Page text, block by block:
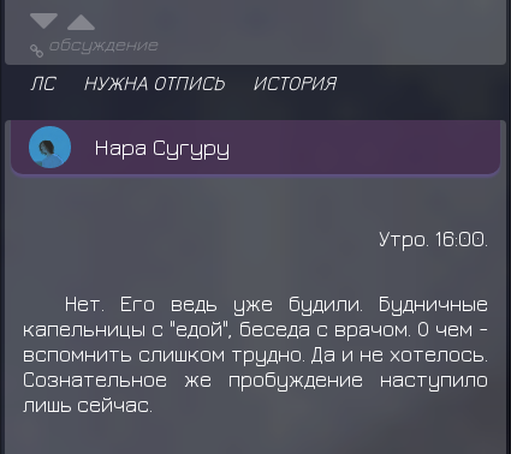
обсуждение
ЛС НУЖНА ОТПИСЬ ИСТОРИЯ
Нара Сугуру
Утро. 16:00.
Нет. Его ведь уже будили. Будничные
капельницы с "едой", беседа с врачом. О чем -
вспомнить слишком трудно. Да и не хотелось.
Сознательное же пробуждение наступило
лишь сейчас.